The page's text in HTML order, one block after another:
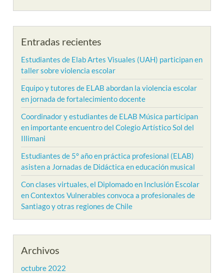
Entradas recientes
Estudiantes de Elab Artes Visuales (UAH) participan en
taller sobre violencia escolar
Equipo y tutores de ELAB abordan la violencia escolar
en jornada de fortalecimiento docente
Coordinador y estudiantes de ELAB Música participan
en importante encuentro del Colegio Artístico Sol del
Illimani
Estudiantes de 5° año en práctica profesional (ELAB)
asisten a Jornadas de Didáctica en educación musical
Con clases virtuales, el Diplomado en Inclusión Escolar
en Contextos Vulnerables convoca a profesionales de
Santiago y otras regiones de Chile
Archivos
octubre 2022